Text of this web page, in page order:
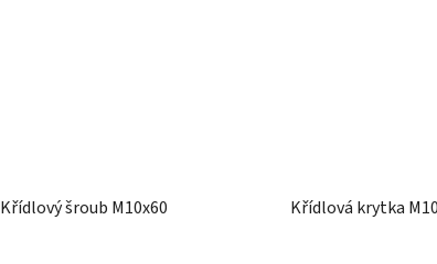
Křídlový šroub M10x60 Křídlová krytka